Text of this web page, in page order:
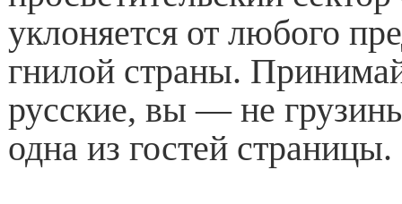
уклоняется от любого
гнилой страны.
русские, вы — не
одна из гостей страницы.